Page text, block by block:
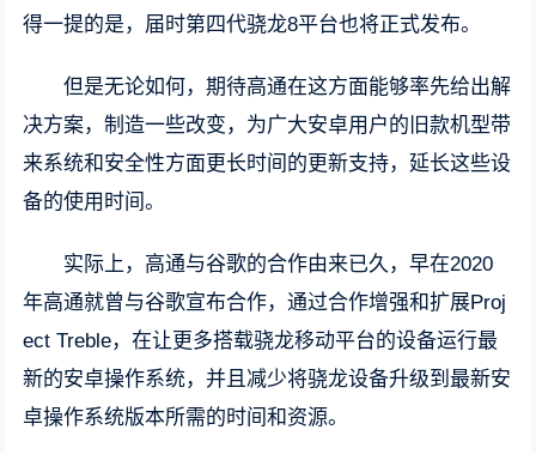
得一提的是，届时第四代骁龙8平台也将正式发布。
但是无论如何，期待高通在这方面能够率先给出解
决方案，制造一些改变，为广大安卓用户的旧款机型带
来系统和安全性方面更长时间的更新支持，延长这些设
备的使用时间。
实际上，高通与谷歌的合作由来已久，早在2020
年高通就曾与谷歌宣布合作，通过合作增强和扩展Proj
ect Treble，在让更多搭载骁龙移动平台的设备运行最
新的安卓操作系统，并且减少将骁龙设备升级到最新安
卓操作系统版本所需的时间和资源。